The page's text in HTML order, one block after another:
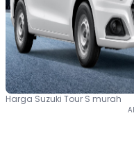
Harga Suzuki Tour S murah